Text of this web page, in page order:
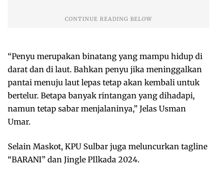
“Penyu merupakan binatang yang mampu hidup di
darat dan di laut. Bahkan penyu jika meninggalkan
pantai menuju laut lepas tetap akan kembali untuk
bertelur. Betapa banyak rintangan yang dihadapi,
namun tetap sabar menjalaninya,” Jelas Usman
Umar.
Selain Maskot, KPU Sulbar juga meluncurkan tagline
“BARANI” dan Jingle PIlkada 2024.